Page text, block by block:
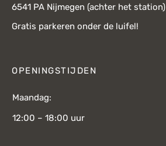
6541 PA Nijmegen (achter het station)
Gratis parkeren onder de luifel!
OPENINGSTIJDEN
Maandag:
12:00 – 18:00 uur